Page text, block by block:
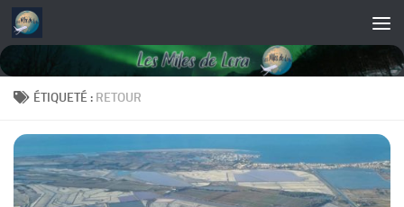
Skip to content
ÉTIQUETÉ : RETOUR